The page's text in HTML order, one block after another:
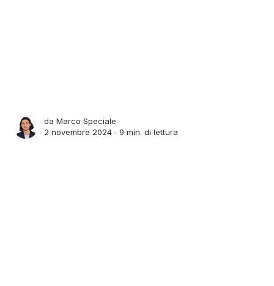
daMarco Speciale
2 novembre 2024 ∙9 min. di lettura